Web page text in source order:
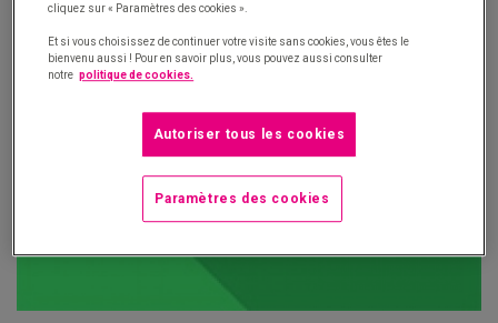
cliquez sur « Paramètres des cookies ».
Et si vous choisissez de continuer votre visite sans cookies, vous êtes le
bienvenu aussi ! Pour en savoir plus, vous pouvez aussi consulter
notre politique de cookies.
Autoriser tous les cookies
Paramètres des cookies